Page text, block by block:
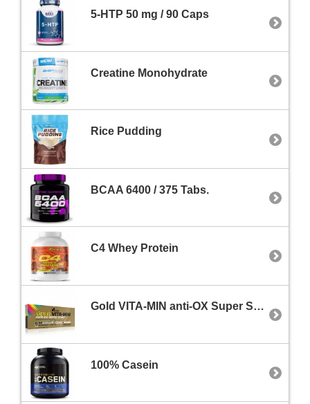
5-HTP 50 mg / 90 Caps
Creatine Monohydrate
Rice Pudding
BCAA 6400 / 375 Tabs.
C4 Whey Protein
Gold VITA-MIN anti-OX Super Sport 60 Caps.
100% Casein